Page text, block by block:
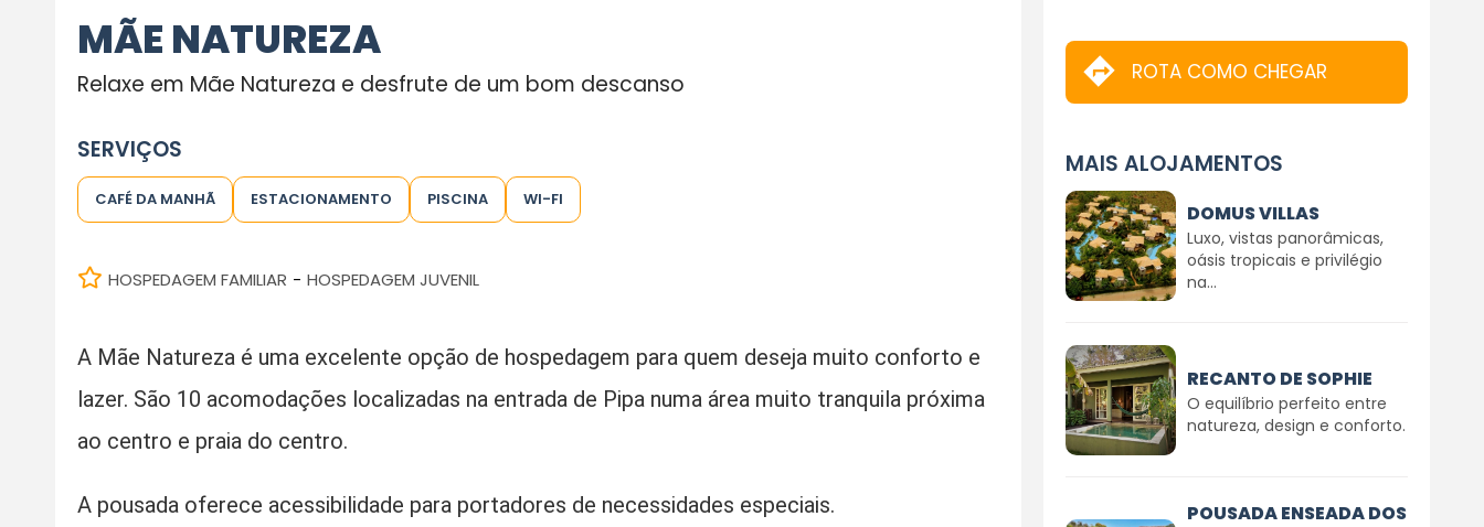
MÃE NATUREZA
Relaxe em Mãe Natureza e desfrute de um bom descanso
SERVIÇOS
CAFÉ DA MANHÃ ESTACIONAMENTO PISCINA WI-FI
HOSPEDAGEM FAMILIAR - HOSPEDAGEM JUVENIL
A Mãe Natureza é uma excelente opção de hospedagem para quem deseja muito conforto e
lazer. São 10 acomodações localizadas na entrada de Pipa numa área muito tranquila próxima
ao centro e praia do centro.
A pousada oferece acessibilidade para portadores de necessidades especiais.
ROTA COMO CHEGAR
MAIS ALOJAMENTOS
DOMUS VILLAS
Luxo, vistas panorâmicas,
oásis tropicais e privilégio
na...
RECANTO DE SOPHIE
O equilíbrio perfeito entre
natureza, design e conforto.
POUSADA ENSEADA DOS